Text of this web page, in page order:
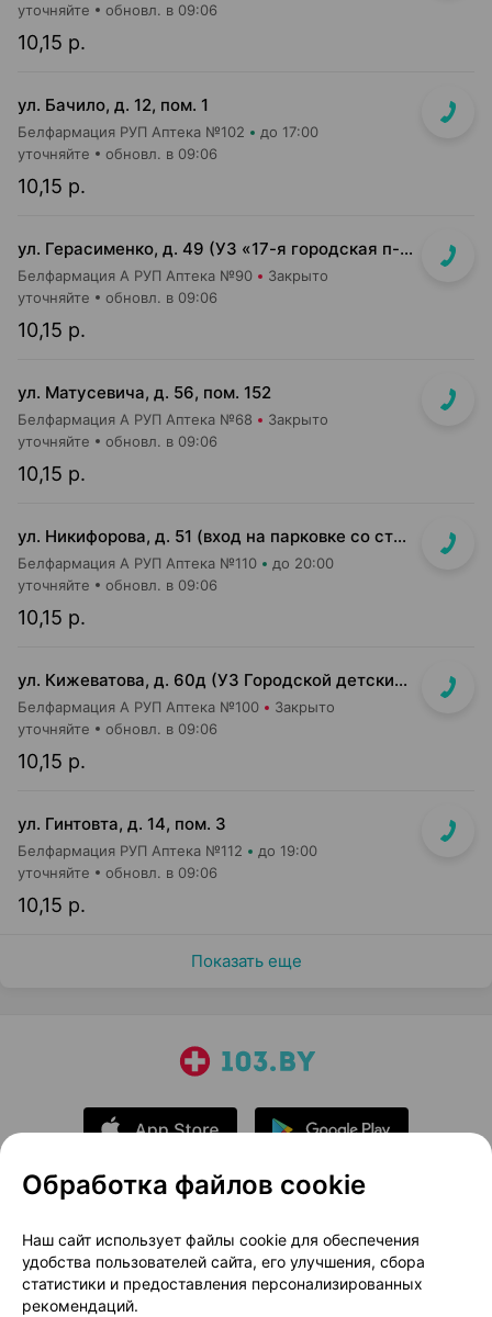
10,15 р.
уточняйте обновл. в 09:06
ул. Бачило, д. 12, пом. 1
Белфармация РУП Аптека №102 до 17:00
10,15 р.
уточняйте обновл. в 09:06
ул. Герасименко, д. 49 (УЗ «17-я городская п-ка»)
Белфармация А РУП Аптека №90 Закрыто
10,15 р.
уточняйте обновл. в 09:06
ул. Матусевича, д. 56, пом. 152
Белфармация А РУП Аптека №68 Закрыто
10,15 р.
уточняйте обновл. в 09:06
ул. Никифорова, д. 51 (вход на парковке со стороны ул. Стариновской)
Белфармация А РУП Аптека №110 до 20:00
10,15 р.
уточняйте обновл. в 09:06
ул. Кижеватова, д. 60д (УЗ Городской детский консультативно-диагностический центр)
Белфармация А РУП Аптека №100 Закрыто
10,15 р.
уточняйте обновл. в 09:06
ул. Гинтовта, д. 14, пом. 3
Белфармация РУП Аптека №112 до 19:00
10,15 р.
уточняйте обновл. в 09:06
Показать еще
О проекте
Новости проекта
Размещение рекламы
Медицинский маркетинг
Публичный договор
Доставка
Обработка файлов cookie
Наш сайт использует файлы cookie для обеспечения
удобства пользователей сайта, его улучшения, сбора
статистики и предоставления персонализированных
рекомендаций.